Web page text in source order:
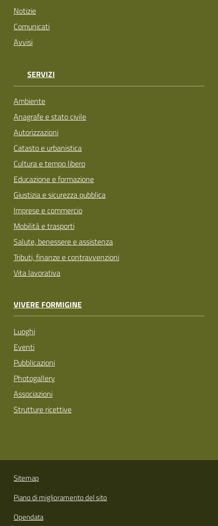
Notizie
Comunicati
Avvisi
SERVIZI
Ambiente
Anagrafe e stato civile
Autorizzazioni
Catasto e urbanistica
Cultura e tempo libero
Educazione e formazione
Giustizia e sicurezza pubblica
Imprese e commercio
Mobilità e trasporti
Salute, benessere e assistenza
Tributi, finanze e contravvenzioni
Vita lavorativa
VIVERE FORMIGINE
Luoghi
Eventi
Pubblicazioni
Photogallery
Associazioni
Strutture ricettive
Sitemap
Piano di miglioramento del sito
Opendata